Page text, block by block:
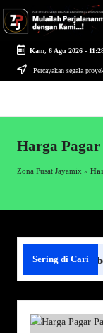
Skip
content
Kam, 6 Agu 2026-
Percayakan segala
-
Ahlinya
Harga Pagar
Zona Pusat Jayamix »
Sering di Cari
Jabodetabek